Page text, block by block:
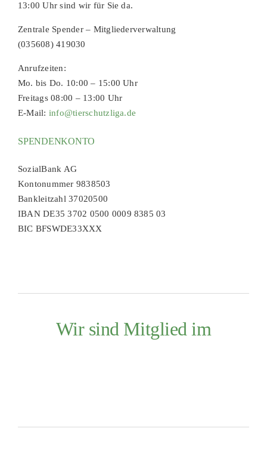
13:00 Uhr sind wir für Sie da.
Zentrale Spender – Mitgliederverwaltung
(035608) 419030
Anrufzeiten:
Mo. bis Do. 10:00 – 15:00 Uhr
Freitags 08:00 – 13:00 Uhr
E-Mail: info@tierschutzliga.de
SPENDENKONTO
SozialBank AG
Kontonummer 9838503
Bankleitzahl 37020500
IBAN DE35 3702 0500 0009 8385 03
BIC BFSWDE33XXX
Wir sind Mitglied im